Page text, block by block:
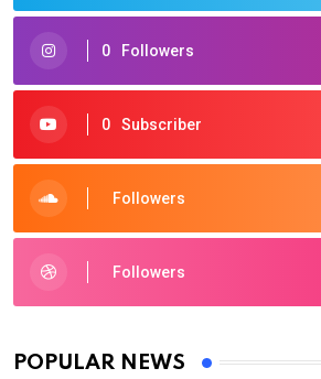
0 Followers
0 Subscriber
Followers
Followers
POPULAR NEWS